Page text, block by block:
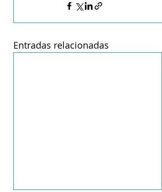
Entradas relacionadas